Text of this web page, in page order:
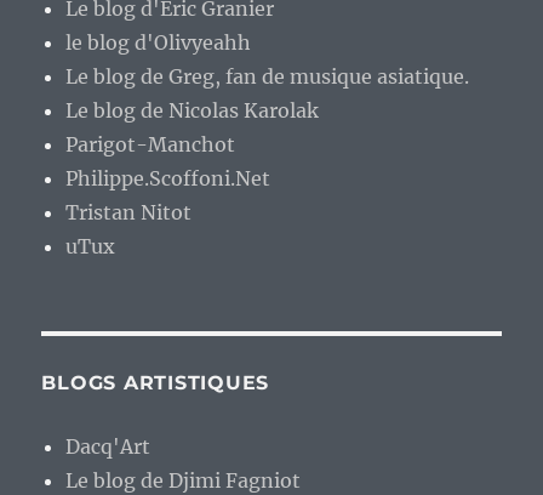
Le blog d'Eric Granier
le blog d'Olivyeahh
Le blog de Greg, fan de musique asiatique.
Le blog de Nicolas Karolak
Parigot-Manchot
Philippe.Scoffoni.Net
Tristan Nitot
uTux
BLOGS ARTISTIQUES
Dacq'Art
Le blog de Djimi Fagniot